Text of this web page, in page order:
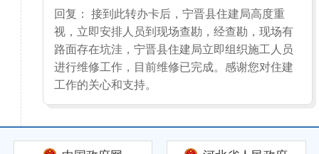
回复： 接到此转办卡后，宁晋县住建局高度重
视，立即安排人员到现场查勘，经查勘，现场有
路面存在坑洼，宁晋县住建局立即组织施工人员
进行维修工作，目前维修已完成。感谢您对住建
工作的关心和支持。